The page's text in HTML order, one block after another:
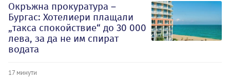
Окръжна прокуратура –
Бургас: Хотелиери плащали
„такса спокойствие“ до 30 000
лева, за да не им спират
водата
17 минути